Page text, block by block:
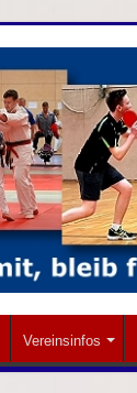
Vereinsinfos